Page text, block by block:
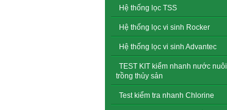
Hệ thống lọc TSS
Hệ thống lọc vi sinh Rocker
Hệ thống lọc vi sinh Advantec
TEST KIT kiểm nhanh nước nuôi
trồng thủy sản
Test kiểm tra nhanh Chlorine